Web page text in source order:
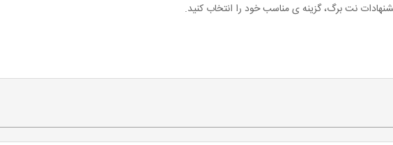
نت برگ، گزینه ی مناسب خود را انتخاب کنید.